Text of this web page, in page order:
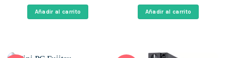
original
era:
actual
es:
Añadir al carrito
original
era:
actual
es:
Añadir al carrito